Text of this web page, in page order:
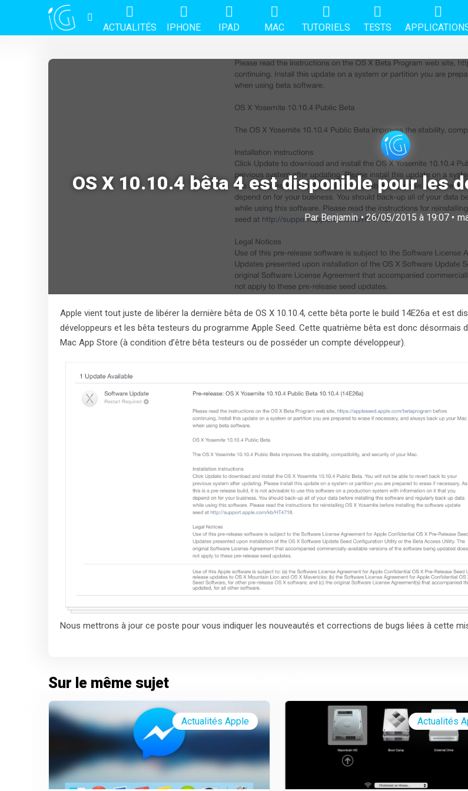
ACTUALITÉS IPHONE IPAD MAC TUTORIELS TESTS
OS X 10.10.4 bêta 4 est disponible pour les
ParBenjamin • 26/05/2015 à 19:07 •
Apple vient tout juste de libérer la dernière bêta de OS X 10.10.4, cette bêta porte le build 14E26a et est
développeurs et les bêta testeurs du programme Apple Seed. Cette quatrième bêta est donc désormais
Mac App Store (à condition d’être bêta testeurs ou de posséder un compte développeur).
Nous mettrons à jour ce poste pour vous indiquer les nouveautés et corrections de bugs liées à cette
Sur le même sujet
Actualités Apple Actualités